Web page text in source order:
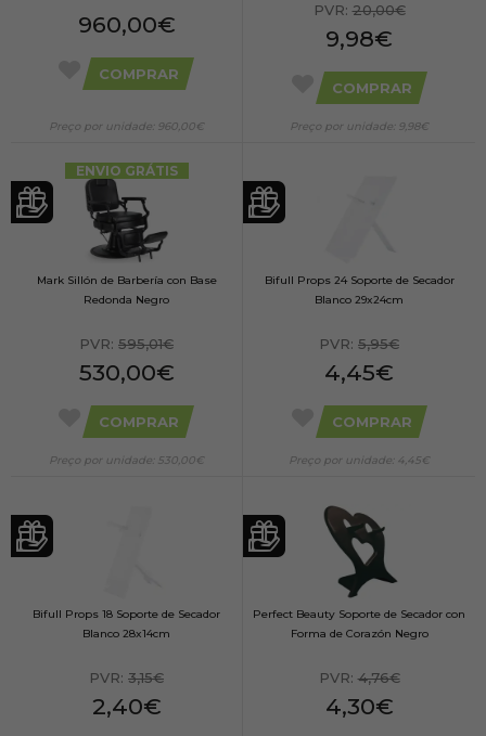
960,00€
COMPRAR
Preço por unidade: 960,00€
PVR:20,00€
9,98€
COMPRAR
Preço por unidade: 9,98€
ENVIO GRÁTIS
Mark Sillón de Barbería con Base
Redonda Negro
PVR: 595,01€
530,00€
COMPRAR
Preço por unidade: 530,00€
Bifull Props 24 Soporte de Secador
Blanco 29x24cm
PVR: 5,95€
4,45€
COMPRAR
Preço por unidade: 4,45€
Bifull Props 18 Soporte de Secador
Blanco 28x14cm
PVR: 3,15€
2,40€
Perfect Beauty Soporte de Secador con
Forma de Corazón Negro
PVR:4,76€
4,30€